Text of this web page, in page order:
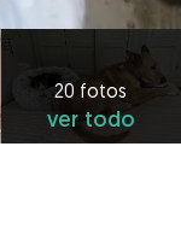
20 fotos
ver todo